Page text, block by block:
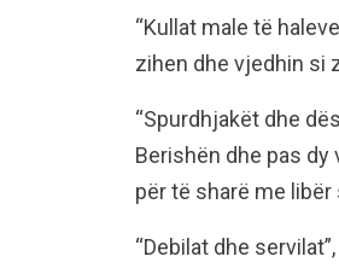
“Kullat male të
zihen dhe vjedhin si
“Spurdhjakët dhe
Berishën dhe pas
për të sharë me
“Debilat dhe